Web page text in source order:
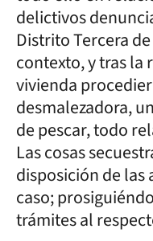
delictivos
Distrito Tercera
contexto, y tras la
vivienda
desmalezadora,
de pescar, todo
Las cosas
disposición de
caso;
trámites al